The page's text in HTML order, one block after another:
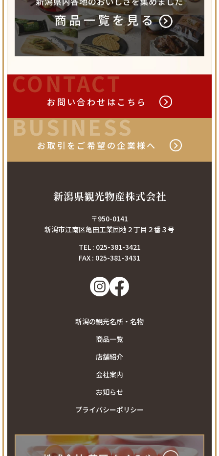
CONTACT
お問い合わせは こちら
BUSINESS
お取引をご希望の 企業様へ
新潟県観光物産株式会社
〒950-0141
新潟市江南区亀田工業団地２丁目２番３号
TEL : 025-381-3421
FAX : 025-381-3431
新潟の観光名所・名物
商品一覧
店舗紹介
会社案内
お知らせ
プライバシーポリシー